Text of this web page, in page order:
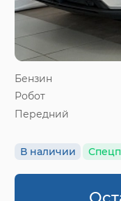
Бензин
Робот
Передний
В наличии